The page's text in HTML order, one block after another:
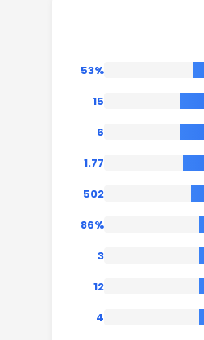
53%
15
6
1.77
502
86%
3
12
4